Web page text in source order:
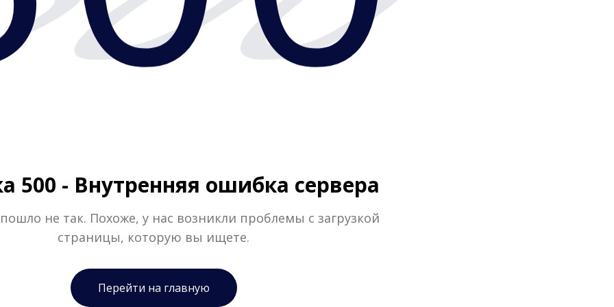
500 - Внутренняя ошибка сервера
не так. Похоже, у нас возникли проблемы с загрузкой
страницы, которую вы ищете.
Перейти на главную